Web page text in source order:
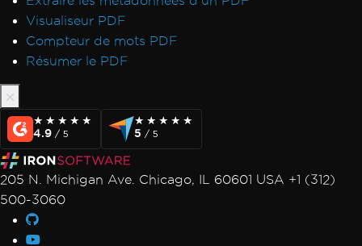
Signets via ExtractTextFromPage
Utilisation de la mémoire CEF/Chromium
Désalignement des en-têtes et du contenu
Polices Adobe en tant que Type 3
formulaire
Messages d'exception
Accès au chemin 'Global-
IronSoftwareDeploymentGlobal' refusé
Visualiseur PDF
Compteur de mots PDF
Résumer le PDF
★★★★★
★★★★★
4.9 / 5
★★★★★
★★★★★
5 / 5
205 N. Michigan Ave. Chicago, IL 60601 USA +1 (312)
500-3060